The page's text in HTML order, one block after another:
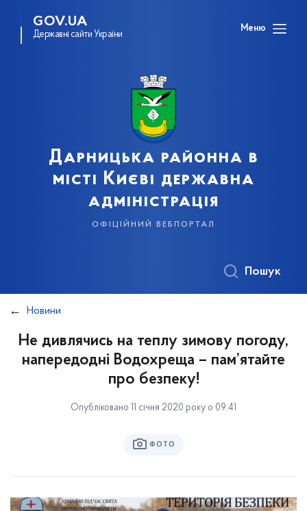
GOV.UA
Державні сайти України
Меню
Дарницька районна в
місті Києві державна
адміністрація
офіційний вебпортал
Пошук
Новини
Не дивлячись на теплу зимову погоду,
напередодні Водохреща – пам’ятайте
про безпеку!
Опубліковано 11 січня 2020 року о 09:41
ФОТО